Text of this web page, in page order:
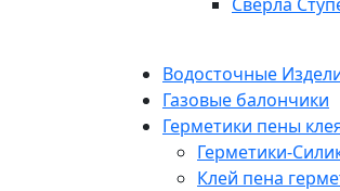
Водосточные
Газовые балончики
Герметики пены
Герметики-
Клей пена